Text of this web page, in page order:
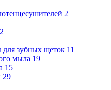
2
зубных щеток 11
мыла 19
15
29